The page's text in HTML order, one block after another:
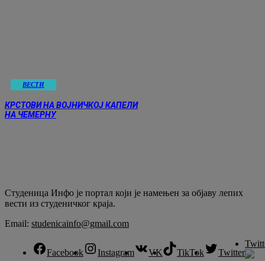
ВЕСТИ
КРСТОВИ НА ВОЈНИЧКОЈ КАПЕЛИ
НА ЧЕМЕРНУ
Студеница Инфо је портал који је намењен за објaву лепих
вести из студеничког краја.
Email: studenicainfo@gmail.com
Facebook Instagram VK TikTok Twitter